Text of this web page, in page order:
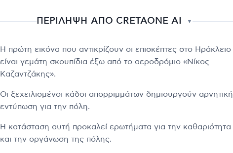
ΠΕΡΙΛΗΨΗ ΑΠΟ CRETAONE AI ▼
Η πρώτη εικόνα που αντικρίζουν οι επισκέπτες στο Ηράκλειο
είναι γεμάτη σκουπίδια έξω από το αεροδρόμιο «Νίκος
Καζαντζάκης».
Οι ξεχειλισμένοι κάδοι απορριμμάτων δημιουργούν αρνητική
εντύπωση για την πόλη.
Η κατάσταση αυτή προκαλεί ερωτήματα για την καθαριότητα
και την οργάνωση της πόλης.